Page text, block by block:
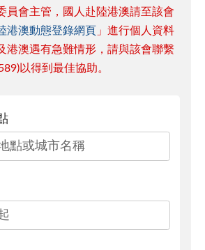
員會主管，國人赴陸港澳請至該會
港澳動態登錄網頁 」進行個人資料
港澳遇有急難情形，請與該會聯繫
以得到最佳協助。